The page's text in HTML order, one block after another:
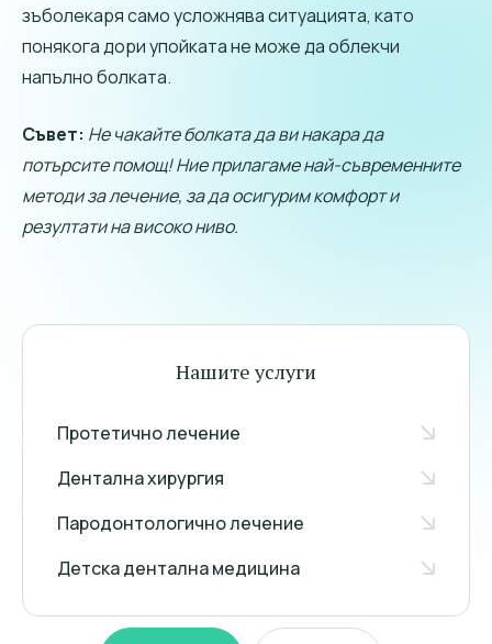
Нашите услуги
Протетично лечение
Дентална хирургия
Пародонтологично лечение
Детска дентална медицина
зъболекаря само усложнява ситуацията, като
понякога дори упойката не може да облекчи
напълно болката.
Съвет: Не чакайте болката да ви накара да
потърсите помощ! Ние прилагаме най-съвременните
методи за лечение, за да осигурим комфорт и
резултати на високо ниво.